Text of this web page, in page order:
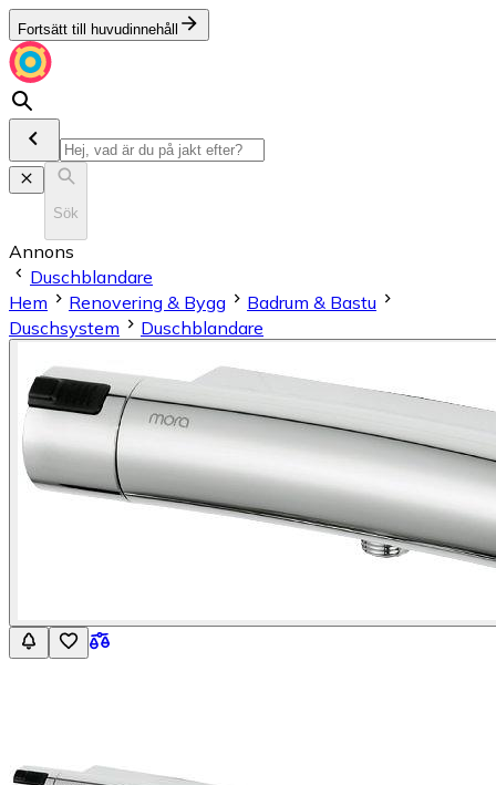
Fortsätt till huvudinnehåll
Sök
Annons
Duschblandare
Hem
Renovering & Bygg
Badrum & Bastu
Duschsystem
Duschblandare